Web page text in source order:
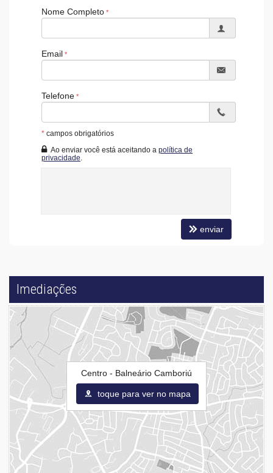
Nome Completo
Email
Telefone
* campos obrigatórios
Ao enviar você está aceitando a política de
privacidade
enviar
Imediações
Centro - Balneário Camboriú
toque para ver no mapa